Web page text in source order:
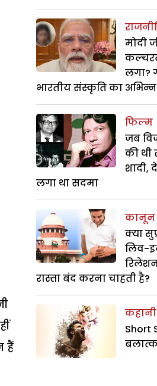
हैं
मोदी
लगा?
भारतीय संस्कृति का अभिन्न
फिल्म
जब
की थी
शादी,
लगा था सदमा
कानून
क्या
लिव-
रास्ता बंद करना चाहती है?
कहानी
Short